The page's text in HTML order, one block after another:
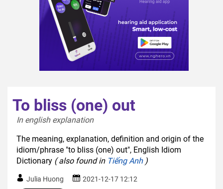
To bliss (one) out
In english explanation
The meaning, explanation, definition and origin of the
idiom/phrase "to bliss (one) out", English Idiom
Dictionary ( also found in Tiếng Anh)
Julia Huong 2021-12-17 12:12